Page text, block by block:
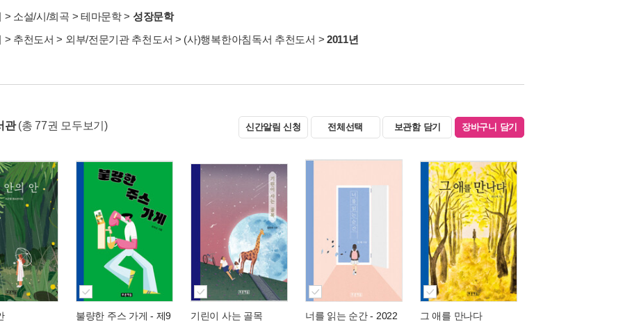
> 소설/시/희곡 > 테마문학> 성장문학
> 추천도서 > 외부/전문기관 추천도서 > (사)행복한아침독서 추천도서 > 2011년
관 (총 77권 모두보기) 신간알림 신청 전체선택 보관함 담기 장바구니 담기
불량한 주스 가게 - 제9
기린이 사는 골목 너를 읽는 순간- 2022
그 애를 만나다